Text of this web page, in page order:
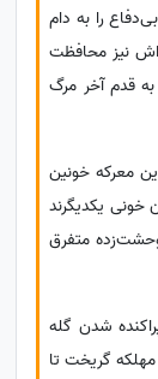
را به دام
نیز محافظت
قدم آخر مرگ
معرکه خونین
خونی یکدیگرند
وحشت‌زده متفرق
شدن گله
مهلکه گریخت تا